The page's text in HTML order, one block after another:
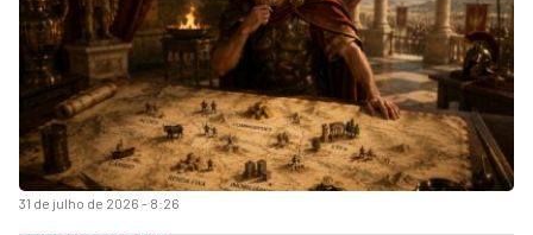
31 de julho de 2026 - 8:26